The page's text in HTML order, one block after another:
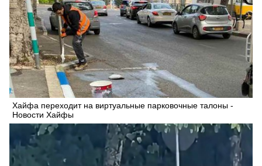
Хайфа переходит на виртуальные парковочные талоны -
Новости Хайфы